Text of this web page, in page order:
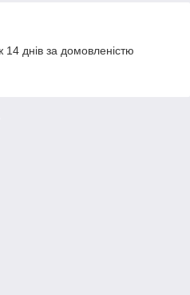
днів за домовленістю